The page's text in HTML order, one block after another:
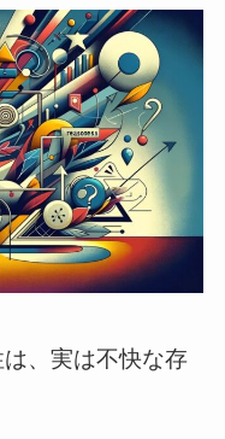
、実は不快な存